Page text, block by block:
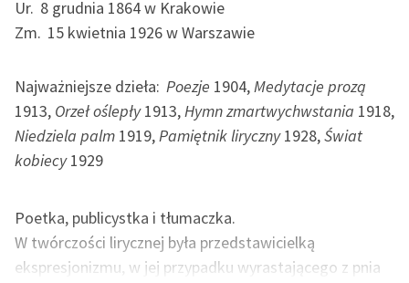
feministycznej
Kolekcje edukacyjne
twórców przechodzących
do domeny publicznej,
lektur szkolnych oraz
Odkurzamy bohaterów
Szkoła Poezji Wolnych
Lektur
Ur. 8 grudnia 1864 w Krakowie
Zm. 15 kwietnia 1926 w Warszawie
Najważniejsze dzieła: Poezje 1904,Medytacje prozą
1913, Orzeł oślepły1913,Hymn zmartwychwstania 1918,
Niedziela palm 1919,Pamiętnik liryczny1928,Świat
kobiecy1929
Poetka, publicystka i tłumaczka.
W twórczości lirycznej była przedstawicielką
ekspresjonizmu, w jej przypadku wyrastającego z pnia